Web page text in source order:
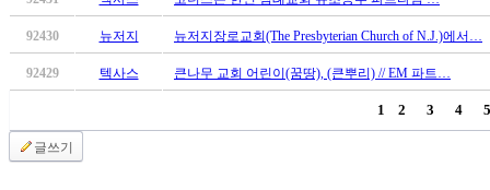
브
국
소
야
92430 뉴저지 뉴저지장로교회(The Presbyterian Church of N.J.)에서…
92429 텍사스 큰나무 교회 어린이(꿈땅), (큰뿌리) // EM 파트…
1 2 3 4 5
글쓰기